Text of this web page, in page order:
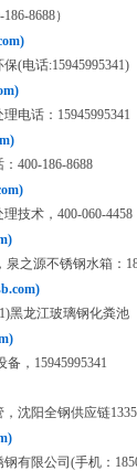
8688）
(电话:15945995341)
电话：15945995341
400-186-8688
技术，400-060-4458
之源不锈钢水箱：
黑龙江玻璃钢化粪池
，15945995341
沈阳全钢供应链
有限公司(手机：